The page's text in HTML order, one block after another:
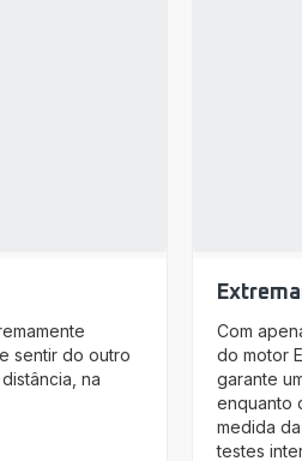
sentir do outro
na
Com
do motor
garante
enquanto
medida
testes